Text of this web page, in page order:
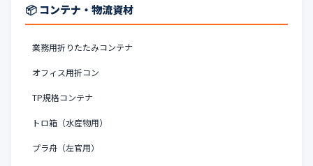
📦 コンテナ・物流資材
業務用折りたたみコンテナ
オフィス用折コン
TP規格コンテナ
トロ箱（水産物用）
プラ舟（左官用）